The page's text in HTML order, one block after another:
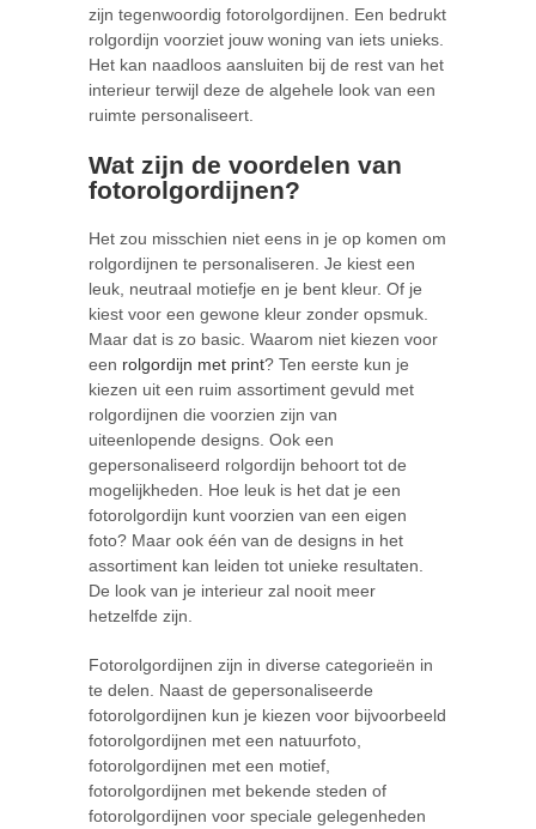
zijn tegenwoordig fotorolgordijnen. Een bedrukt
rolgordijn voorziet jouw woning van iets unieks.
Het kan naadloos aansluiten bij de rest van het
interieur terwijl deze de algehele look van een
ruimte personaliseert.
Wat zijn de voordelen van
fotorolgordijnen?
Het zou misschien niet eens in je op komen om
rolgordijnen te personaliseren. Je kiest een
leuk, neutraal motiefje en je bent kleur. Of je
kiest voor een gewone kleur zonder opsmuk.
Maar dat is zo basic. Waarom niet kiezen voor
een rolgordijn met print? Ten eerste kun je
kiezen uit een ruim assortiment gevuld met
rolgordijnen die voorzien zijn van
uiteenlopende designs. Ook een
gepersonaliseerd rolgordijn behoort tot de
mogelijkheden. Hoe leuk is het dat je een
fotorolgordijn kunt voorzien van een eigen
foto? Maar ook één van de designs in het
assortiment kan leiden tot unieke resultaten.
De look van je interieur zal nooit meer
hetzelfde zijn.
Fotorolgordijnen zijn in diverse categorieën in
te delen. Naast de gepersonaliseerde
fotorolgordijnen kun je kiezen voor bijvoorbeeld
fotorolgordijnen met een natuurfoto,
fotorolgordijnen met een motief,
fotorolgordijnen met bekende steden of
fotorolgordijnen voor speciale gelegenheden